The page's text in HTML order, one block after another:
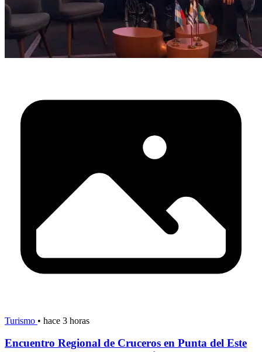
Turismo • hace 3 horas
Encuentro Regional de Cruceros en Punta del Este